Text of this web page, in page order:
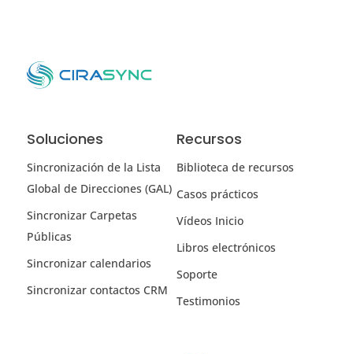
Soluciones
Sincronización de la Lista
Global de Direcciones (GAL)
Sincronizar Carpetas
Públicas
Sincronizar calendarios
Sincronizar contactos CRM
Recursos
Biblioteca de recursos
Casos prácticos
Vídeos Inicio
Libros electrónicos
Soporte
Testimonios